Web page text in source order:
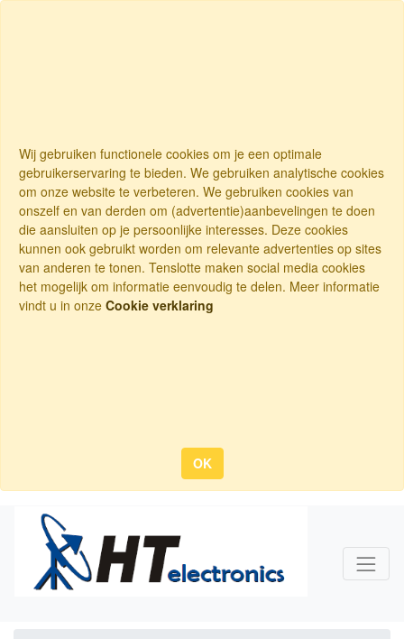
Wij gebruiken functionele cookies om je een optimale
gebruikerservaring te bieden. We gebruiken analytische cookies
om onze website te verbeteren. We gebruiken cookies van
onszelf en van derden om (advertentie)aanbevelingen te doen
die aansluiten op je persoonlijke interesses. Deze cookies
kunnen ook gebruikt worden om relevante advertenties op sites
van anderen te tonen. Tenslotte maken social media cookies
het mogelijk om informatie eenvoudig te delen. Meer informatie
vindt u in onze Cookie verklaring
OK